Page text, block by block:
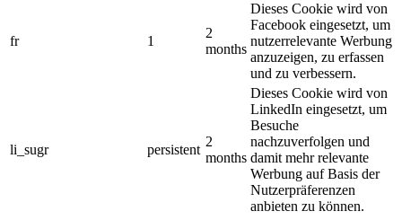
fr 1
2
months
Dieses Cookie wird von
Facebook eingesetzt, um
nutzerrelevante Werbung
anzuzeigen, zu erfassen
und zu verbessern.
li_sugr persistent
2
months
Dieses Cookie wird von
LinkedIn eingesetzt, um
Besuche
nachzuverfolgen und
damit mehr relevante
Werbung auf Basis der
Nutzerpräferenzen
anbieten zu können.